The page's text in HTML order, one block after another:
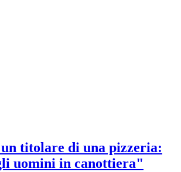
titolare di una pizzeria:
uomini in canottiera"